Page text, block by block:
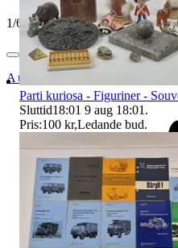
1/6
Auktionsbyra
Parti kuriosa - Figuriner -
Sluttid18:01 9 aug 18:01 .
Pris:100 kr,Ledande bud.